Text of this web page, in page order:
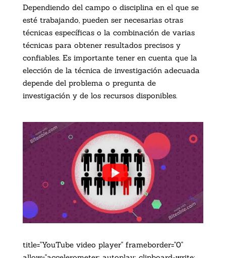
Dependiendo del campo o disciplina en el que se
esté trabajando, pueden ser necesarias otras
técnicas específicas o la combinación de varias
técnicas para obtener resultados precisos y
confiables. Es importante tener en cuenta que la
elección de la técnica de investigación adecuada
depende del problema o pregunta de
investigación y de los recursos disponibles.
title="YouTube video player" frameborder="0"